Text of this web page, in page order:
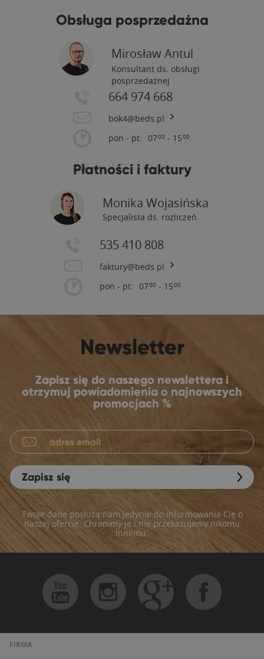
Obsługa posprzedażna
Mirosław Antul
Konsultant ds. obsługi
posprzedażnej
664 974 668
bok4@beds.pl
pon - pt: 0700 - 1500
Płatności i faktury
Monika Wojasińska
Specjalista ds. rozliczeń
535 410 808
faktury@beds.pl
pon - pt: 0700 - 1500
Newsletter
Zapisz się do naszego newslettera i
otrzymuj powiadomienia o najnowszych
promocjach %
Zapisz się
Twoje dane posłużą nam jedynie do informowania Cię o
naszej ofercie. Chronimy je i nie przekazujemy nikomu
innemu.
FIRMA